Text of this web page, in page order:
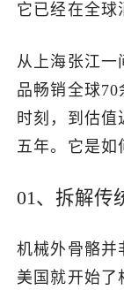
为中国硬科技
它已经在全球
从上海张江一
品畅销全球
时刻，到估值
五年。它是如
01、拆解传
机械外骨骼并
美国就开始了